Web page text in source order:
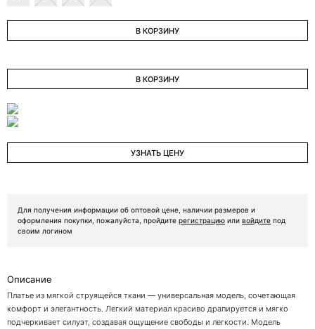
В КОРЗИНУ
В КОРЗИНУ
УЗНАТЬ ЦЕНУ
Для получения информации об оптовой цене, наличии размеров и
оформления покупки, пожалуйста, пройдите регистрацию или войдите под
своим логином
Описание
Платье из мягкой струящейся ткани — универсальная модель, сочетающая
комфорт и элегантность. Легкий материал красиво драпируется и мягко
подчеркивает силуэт, создавая ощущение свободы и легкости. Модель